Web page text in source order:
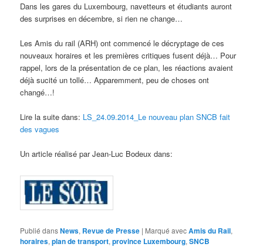
Dans les gares du Luxembourg, navetteurs et étudiants auront
des surprises en décembre, si rien ne change…
Les Amis du rail (ARH) ont commencé le décryptage de ces
nouveaux horaires et les premières critiques fusent déjà… Pour
rappel, lors de la présentation de ce plan, les réactions avaient
déjà sucité un tollé… Apparemment, peu de choses ont
changé…!
Lire la suite dans: LS_24.09.2014_Le nouveau plan SNCB fait
des vagues
Un article réalisé par Jean-Luc Bodeux dans:
Publié dansNews, Revue de Presse | Marqué avecAmis du Rail,
horaires,plan de transport,province Luxembourg,SNCB